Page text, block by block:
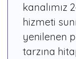
kanalımız
hizmeti
yenilenen
tarzına